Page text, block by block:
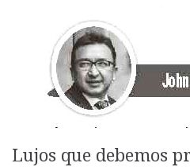
Lujos que debemos